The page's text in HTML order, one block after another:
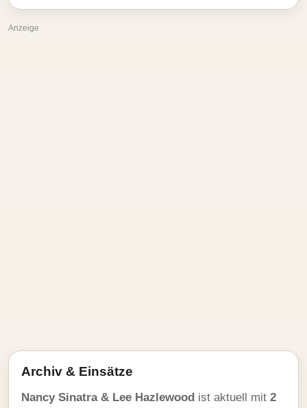
Anzeige
Archiv & Einsätze
Nancy Sinatra & Lee Hazlewood ist aktuell mit 2